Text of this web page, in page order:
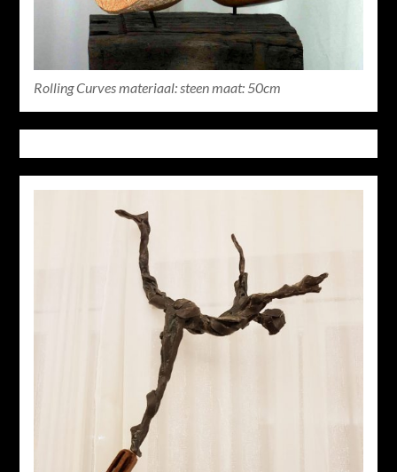
Rolling Curves materiaal: steen maat: 50cm